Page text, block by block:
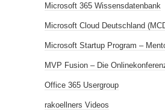
Microsoft 365 Wissensdatenbank
Microsoft Cloud Deutschland
Microsoft Startup Program –
MVP Fusion – Die
Office 365 Usergroup
rakoellners Videos